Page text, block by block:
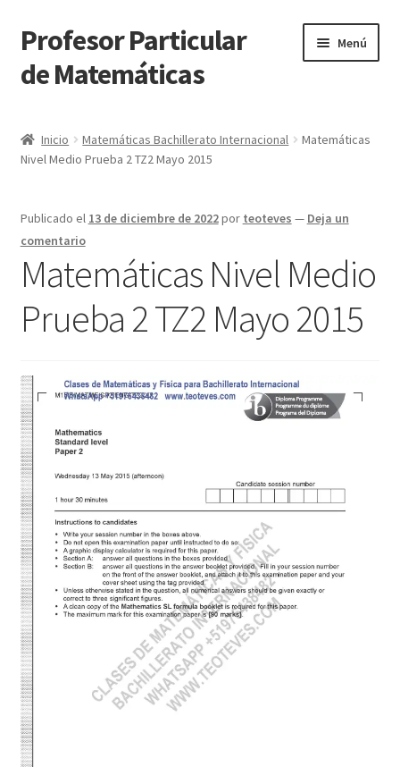
Ir
a
la
Ir
al
contenido
Profesor Particular
de Matemáticas
Menú
Tienda de Matemáticas 100% GRATIS
Inicio Matemáticas Bachillerato Internacional
Matemáticas
Nivel Medio Prueba 2 TZ2 Mayo 2015
Publicado el 13 de diciembre de 2022por teoteves — Deja un
comentario
Matemáticas Nivel Medio
Prueba 2 TZ2 Mayo 2015